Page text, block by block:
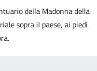
della Madonna della
sopra il paese, ai piedi